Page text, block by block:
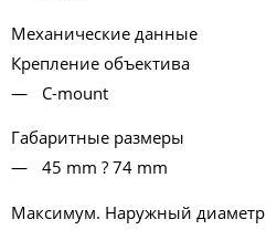
Механические данные
Крепление объектива
C-mount
Габаритные размеры
45 mm ? 74 mm
Максимум. Наружный диаметр